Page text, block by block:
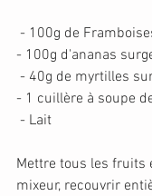
- 100g de
- 100g d'ananas
- 40g de myrtilles
- 1 cuillère à soupe
- Lait
Mettre tous les fruits
mixeur, recouvrir